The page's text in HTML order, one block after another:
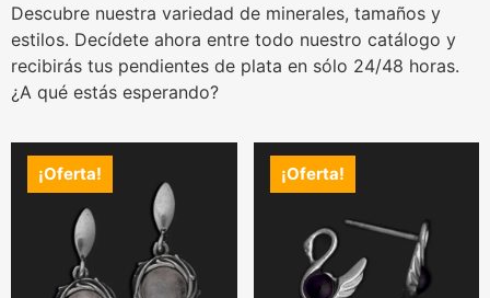
Descubre nuestra variedad de minerales, tamaños y
estilos. Decídete ahora entre todo nuestro catálogo y
recibirás tus pendientes de plata en sólo 24/48 horas.
¿A qué estás esperando?
¡Oferta! ¡Oferta!